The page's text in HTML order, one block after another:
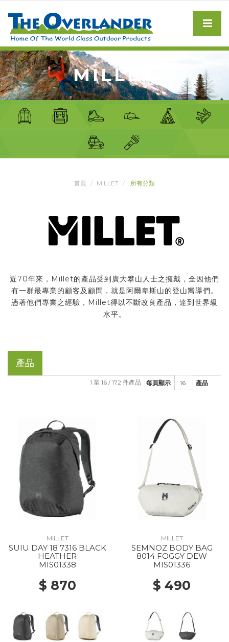
MILLET
首頁 MILLET 所有分類
近70年來，Millet的產品受到廣大攀山人士之擁戴，全因他們
有一群最專業的顧客及顧問，就是阿爾卑斯山的登山嚮導們。
憑著他們專業之經驗，Millet得以不斷改良產品，達到世界級
水平。
產品
每頁顯示 產品
1 至 16 / 172 件產品
MILLET
SUIU DAY 18 7316 BLACK
HEATHER
MIS01338
$ 870
MILLET
SEMNOZ BODY BAG
8014 FOGGY DEW
MIS01336
$ 490